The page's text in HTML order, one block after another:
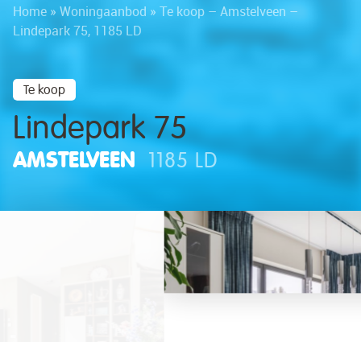
Home » Woningaanbod » Te koop – Amstelveen –
Lindepark 75, 1185 LD
Te koop
Lindepark 75
AMSTELVEEN 1185 LD